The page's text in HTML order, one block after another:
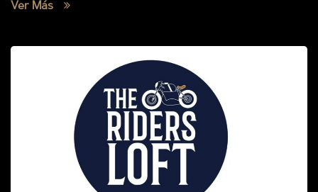
Ver Más